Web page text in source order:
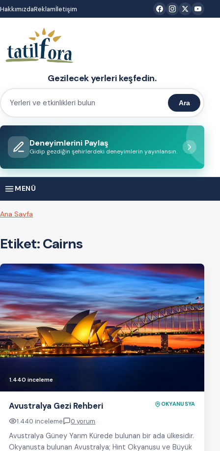
İçeriğe
atla
HakkımızdaReklamİletişim
Gezilecek yerleri keşfedin.
Yerleri
etkinlikleri
bulun
Ara
Deneyimlerini Paylaş
Gidip gezdiğin şehirlerdeki deneyimlerin yayınlansın.
MENÜ
Ana Sayfa
Etiket:Cairns
1.440 inceleme
Avustralya Gezi Rehberi OKYANUSYA
1.440 inceleme 0 yorum
Avustralya Güney Yarım Kürede bulunan bir ada ülkesidir.
Okyanusta bulunan Avustralya; Hint Okyanusu ve Büyük